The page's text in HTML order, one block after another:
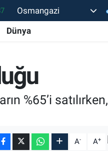
Osmangazi
Dünya
%65’i satılırken,
A- A+